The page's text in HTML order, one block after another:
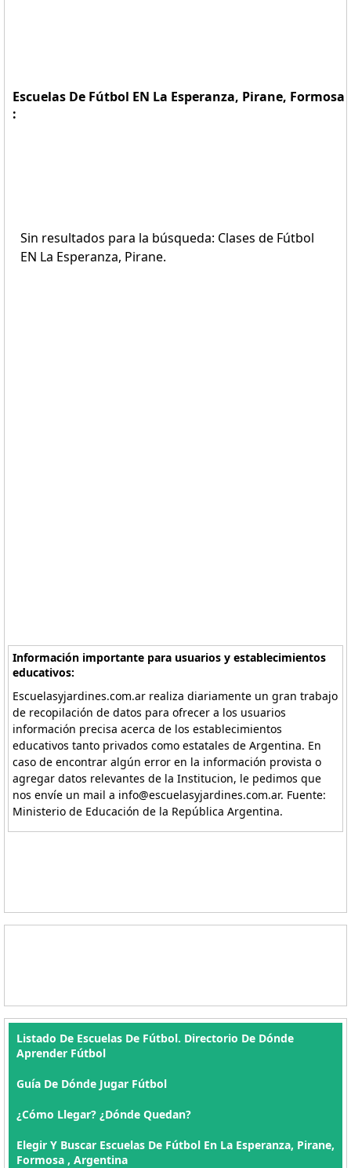
Escuelas De Fútbol EN La Esperanza, Pirane, Formosa
:
Sin resultados para la búsqueda: Clases de Fútbol
EN La Esperanza, Pirane.
Información importante para usuarios y establecimientos
educativos:
Escuelasyjardines.com.ar realiza diariamente un gran trabajo
de recopilación de datos para ofrecer a los usuarios
información precisa acerca de los establecimientos
educativos tanto privados como estatales de Argentina. En
caso de encontrar algún error en la información provista o
agregar datos relevantes de la Institucion, le pedimos que
nos envíe un mail a info@escuelasyjardines.com.ar. Fuente:
Ministerio de Educación de la República Argentina.
Listado De Escuelas De Fútbol. Directorio De Dónde
Aprender Fútbol
Guía De Dónde Jugar Fútbol
¿Cómo Llegar? ¿Dónde Quedan?
Elegir Y Buscar Escuelas De Fútbol En La Esperanza, Pirane,
Formosa , Argentina